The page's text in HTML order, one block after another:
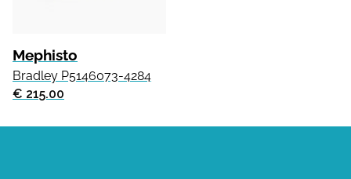
Mephisto
Bradley P5146073-4284
€ 215.00